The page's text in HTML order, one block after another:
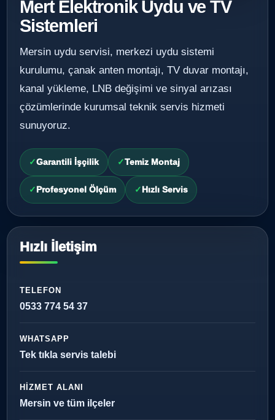
Mert Elektronik Uydu ve TV
Sistemleri
Mersin uydu servisi, merkezi uydu sistemi
kurulumu, çanak anten montajı, TV duvar montajı,
kanal yükleme, LNB değişimi ve sinyal arızası
çözümlerinde kurumsal teknik servis hizmeti
sunuyoruz.
Garantili İşçilik Temiz Montaj
Profesyonel Ölçüm Hızlı Servis
Hızlı İletişim
TELEFON
0533 774 54 37
WHATSAPP
Tek tıkla servis talebi
HIZMET ALANI
Mersin ve tüm ilçeler